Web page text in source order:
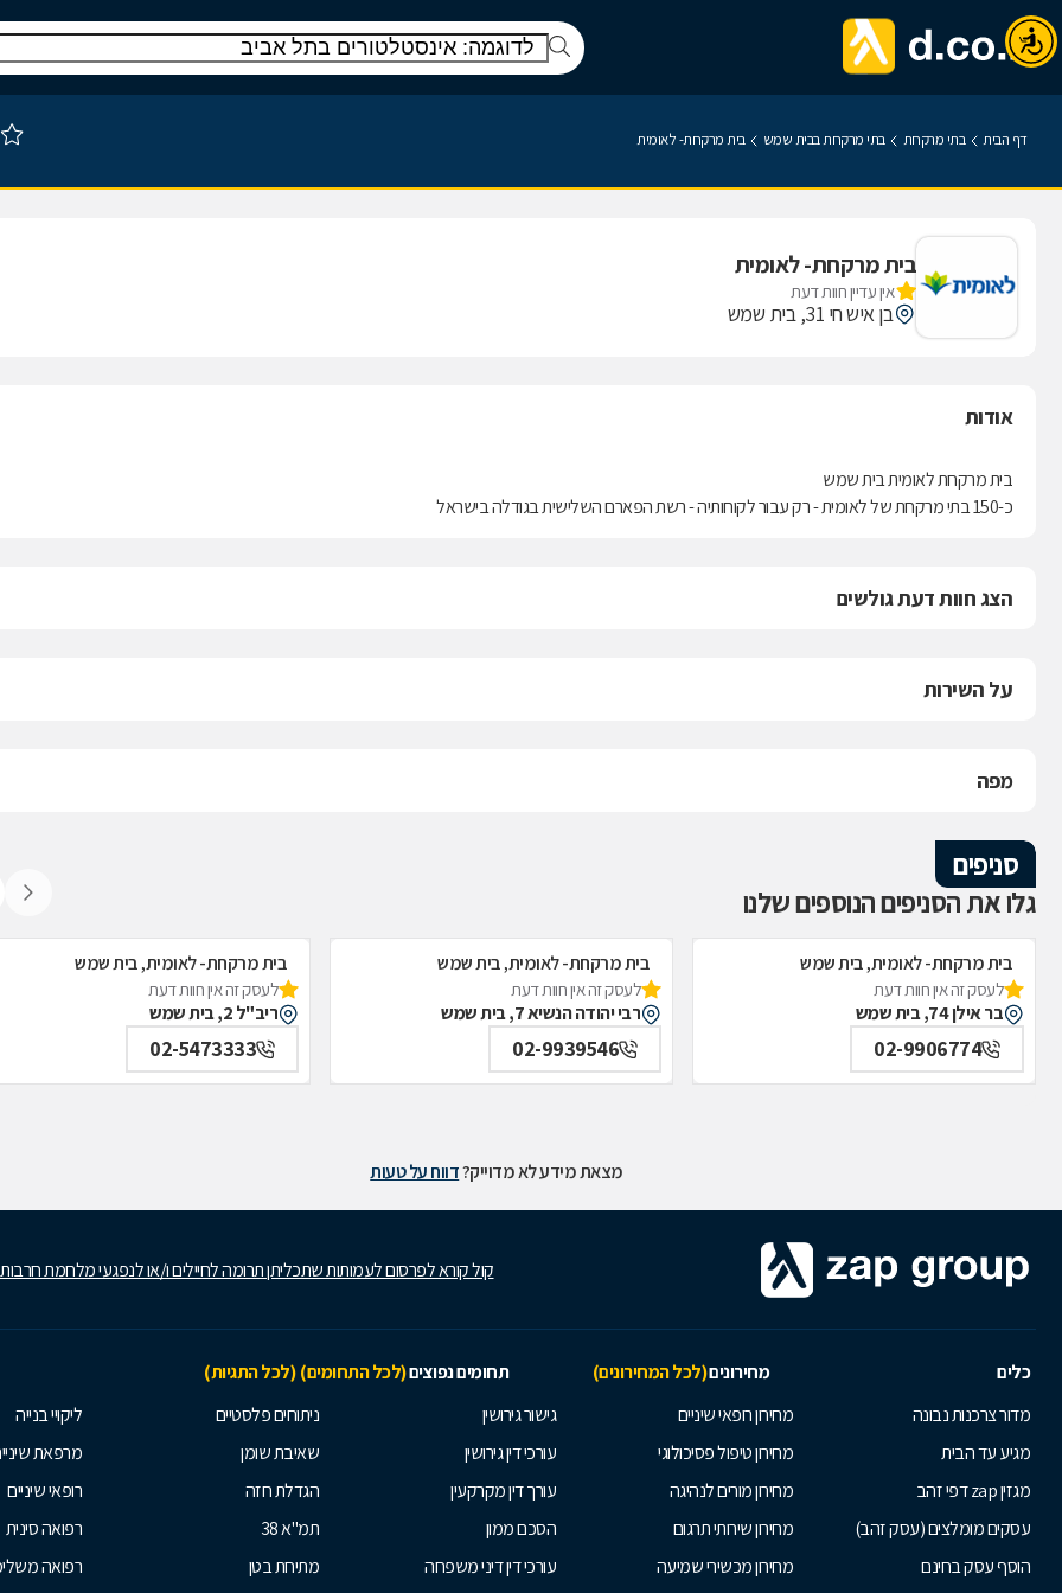
דף הבית בתי מרקחת בתי מרקחת בבית שמש בית מרקחת- לאומית
בית מרקחת- לאומית
אין עדיין חוות דעת
בן איש חי 31, בית שמש
אודות
בית מרקחת לאומית בית שמש
כ-150 בתי מרקחת של לאומית - רק עבור לקוחותיה - רשת הפארם השלישית בגודלה בישראל
הצג חוות דעת גולשים
על השירות
מפה
סניפים
גלו את הסניפים הנוספים שלנו
בית מרקחת- לאומית, בית שמש
לעסק זה אין חוות דעת
בר אילן 74, בית שמש
02-9906774
בית מרקחת- לאומית, בית שמש
לעסק זה אין חוות דעת
רבי יהודה הנשיא 7, בית שמש
02-9939546
בית מרקחת- לאומית, בית שמש
לעסק זה אין חוות דעת
ריב"ל 2, בית שמש
02-5473333
מצאת מידע לא מדוייק?דווח על טעות
קול קורא לפרסום לעמותות שתכליתן תרומה לחיילים ו/או לנפגעי מלחמת
כלים מחירונים(לכל המחירונים) תחומים נפוצים(לכל התחומים) (לכל התגיות)
מדור צרכנות נבונה
מגיע עד הבית
מגזין zap דפי זהב
עסקים מומלצים (עסק זהב)
הוסף עסק בחינם
מחירון רופאי שיניים
מחירון טיפול פסיכולוגי
מחירון מורים לנהיגה
מחירון שירותי תרגום
מחירון מכשירי שמיעה
גישור גירושין
עורכי דין גירושין
עורך דין מקרקעין
הסכם ממון
עורכי דין דיני משפחה
ניתוחים פלסטיים
שאיבת שומן
הגדלת חזה
תמ"א 38
מתיחת בטן
ליקויי בנייה
מרפאת
רופאי שיניים
רפואה סינית
רפואה